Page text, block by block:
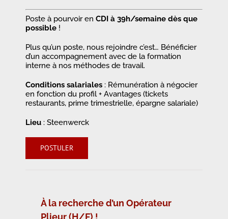
Poste à pourvoir en CDI à 39h/semaine dès que
possible !
Plus qu’un poste, nous rejoindre c’est… Bénéficier
d’un accompagnement avec de la formation
interne à nos méthodes de travail.
Conditions salariales : Rémunération à négocier
en fonction du profil + Avantages (tickets
restaurants, prime trimestrielle, épargne salariale)
Lieu : Steenwerck
POSTULER
À la recherche d’un Opérateur
Plieur (H/F) !